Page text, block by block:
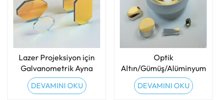
Lazer Projeksiyon için
Galvanometrik Ayna
DEVAMINI OKU
Optik
Altın/Gümüş/Alüminyum
Kaplamalı Aynalar
DEVAMINI OKU